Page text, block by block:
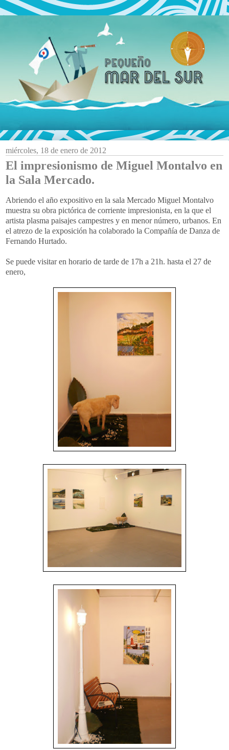
miércoles, 18 de enero de 2012
El impresionismo de Miguel Montalvo en
la Sala Mercado.
Abriendo el año expositivo en la sala Mercado Miguel Montalvo
muestra su obra pictórica de corriente impresionista, en la que el
artista plasma paisajes campestres y en menor número, urbanos. En
el atrezo de la exposición ha colaborado la Compañía de Danza de
Fernando Hurtado.
Se puede visitar en horario de tarde de 17h a 21h. hasta el 27 de
enero,